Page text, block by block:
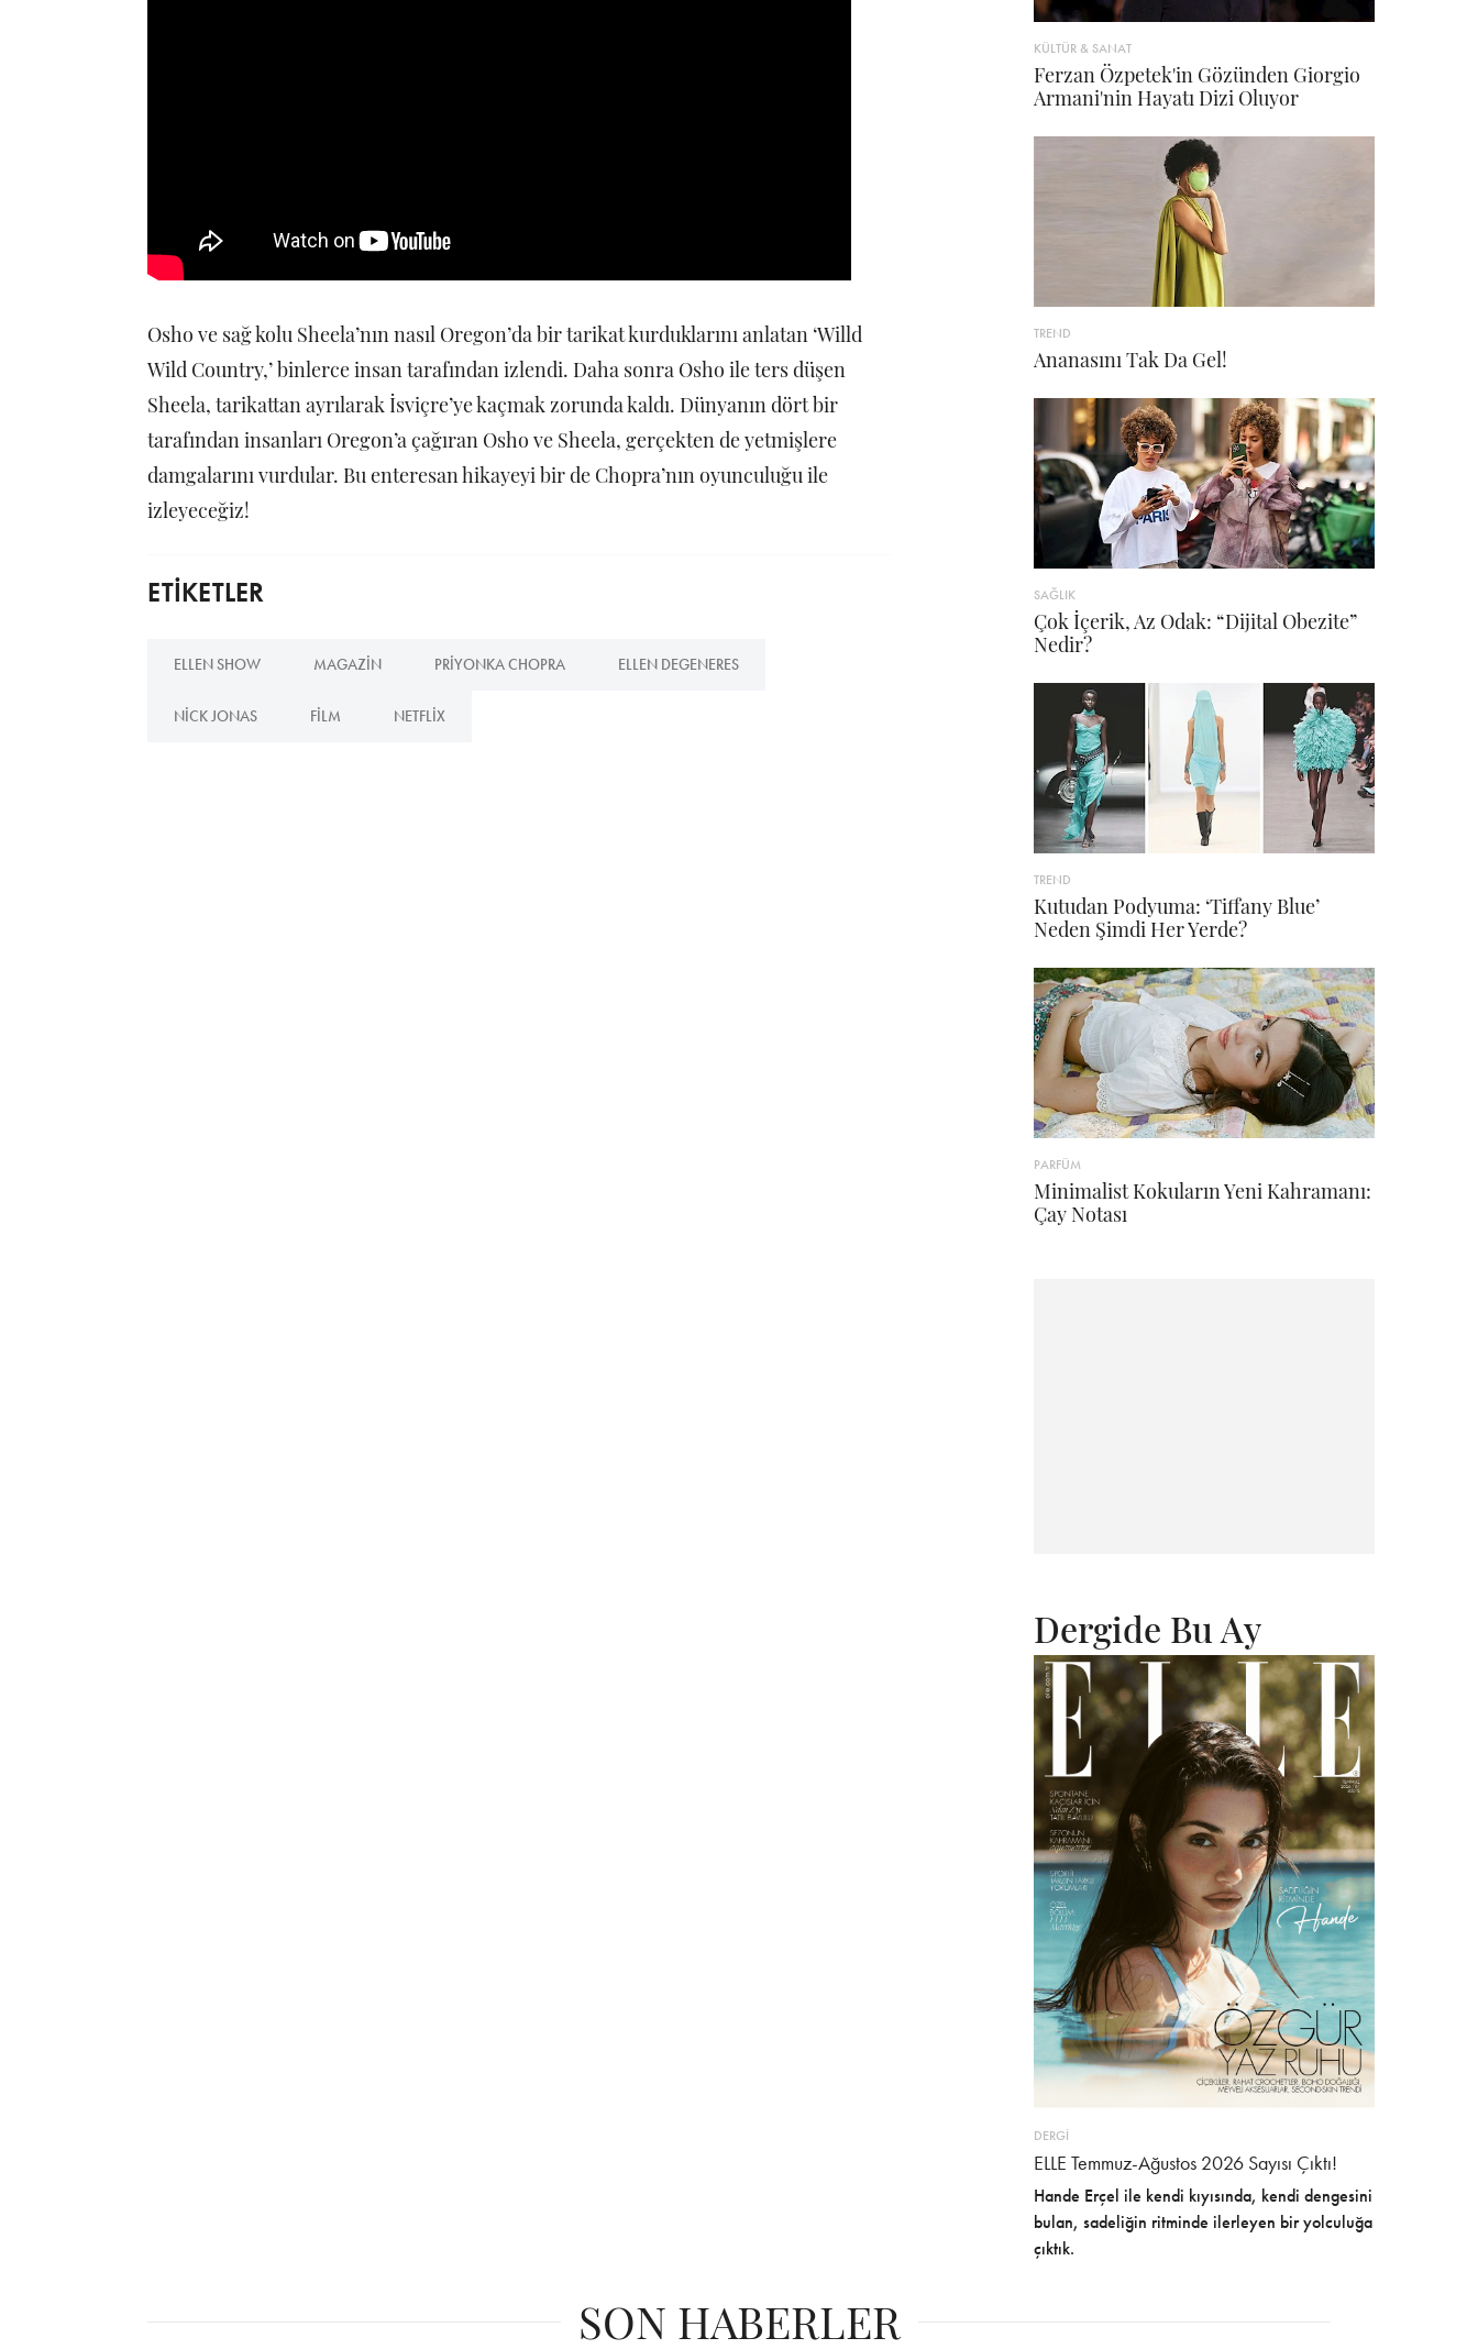
Osho ve sağ kolu Sheela’nın nasıl Oregon’da bir tarikat kurduklarını anlatan ‘Willd
Wild Country,’ binlerce insan tarafından izlendi. Daha sonra Osho ile ters düşen
Sheela, tarikattan ayrılarak İsviçre’ye kaçmak zorunda kaldı. Dünyanın dört bir
tarafından insanları Oregon’a çağıran Osho ve Sheela, gerçekten de yetmişlere
damgalarını vurdular. Bu enteresan hikayeyi bir de Chopra’nın oyunculuğu ile
izleyeceğiz!
ETİKETLER
ELLEN SHOW MAGAZIN PRIYONKA CHOPRA ELLEN DEGENERES
NICK JONAS FILM NETFLIX
KÜLTÜR & SANAT
Ferzan Özpetek'in Gözünden Giorgio
Armani'nin Hayatı Dizi Oluyor
TREND
Ananasını Tak Da Gel!
SAĞLIK
Çok İçerik, Az Odak: “Dijital Obezite”
Nedir?
TREND
Kutudan Podyuma: ‘Tiffany Blue’
Neden Şimdi Her Yerde?
PARFÜM
Minimalist Kokuların Yeni Kahramanı:
Çay Notası
Dergide Bu Ay
DERGİ
ELLE Temmuz-Ağustos 2026 Sayısı Çıktı!
Hande Erçel ile kendi kıyısında, kendi dengesini
bulan, sadeliğin ritminde ilerleyen bir yolculuğa
çıktık.
SON HABERLER